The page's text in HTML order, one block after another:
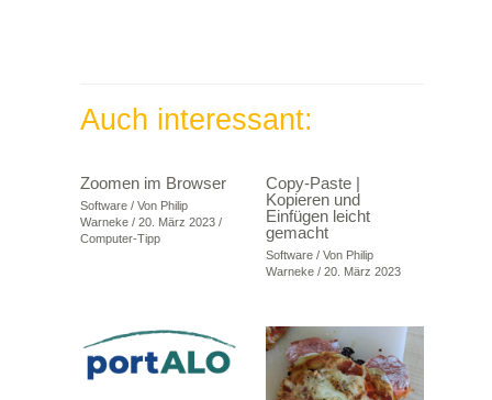
Auch interessant:
Zoomen im Browser
Software/ Von Philip
Warneke / 20. März 2023 /
Computer-Tipp
Copy-Paste |
Kopieren und
Einfügen leicht
gemacht
Software/ Von Philip
Warneke / 20. März 2023